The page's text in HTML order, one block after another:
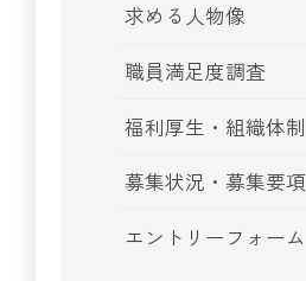
求める人物像
職員満足度調査
福利厚生・組織体制
募集状況・募集要項
エントリーフォーム